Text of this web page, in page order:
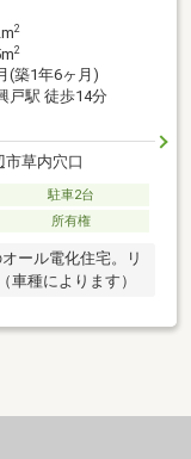
2
2
(築1年6ヶ月)
戸駅 徒歩14分
市草内穴口
駐車2台
所有権
ール電化住宅。リ
車種によります）